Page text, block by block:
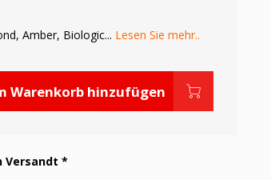
Amber, Biologic... Lesen Sie mehr..
Warenkorb hinzufügen
Versandt *